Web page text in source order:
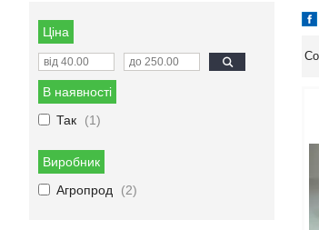
Ціна
В наявності
Так
1
Виробник
Агропрод
2